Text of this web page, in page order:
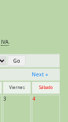
IVA
Next »
Viernes Sábado
3 4